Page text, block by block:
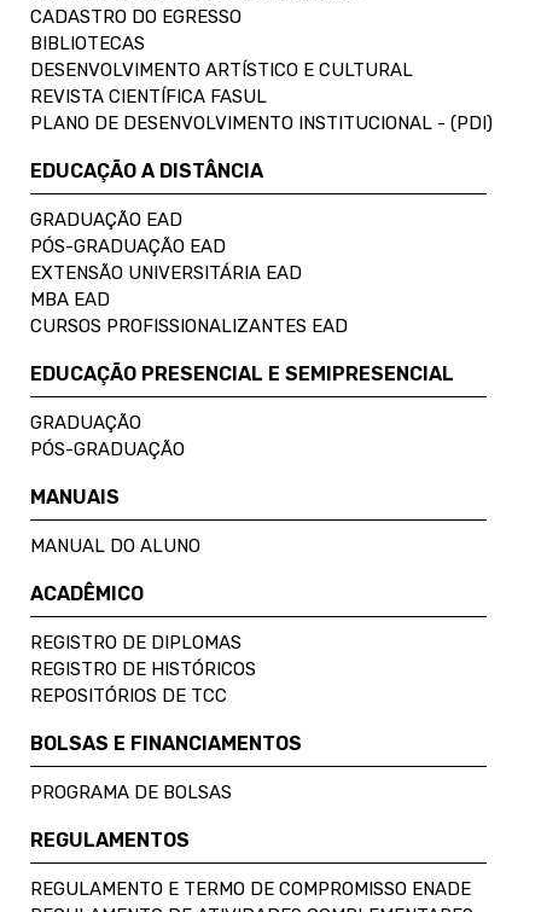
CADASTRO DO EGRESSO
BIBLIOTECAS
DESENVOLVIMENTO ARTÍSTICO E CULTURAL
REVISTA CIENTÍFICA FASUL
PLANO DE DESENVOLVIMENTO INSTITUCIONAL - (PDI)
EDUCAÇÃO A DISTÂNCIA
GRADUAÇÃO EAD
PÓS-GRADUAÇÃO EAD
EXTENSÃO UNIVERSITÁRIA EAD
MBA EAD
CURSOS PROFISSIONALIZANTES EAD
EDUCAÇÃO PRESENCIAL E SEMIPRESENCIAL
GRADUAÇÃO
PÓS-GRADUAÇÃO
MANUAIS
MANUAL DO ALUNO
ACADÊMICO
REGISTRO DE DIPLOMAS
REGISTRO DE HISTÓRICOS
REPOSITÓRIOS DE TCC
BOLSAS E FINANCIAMENTOS
PROGRAMA DE BOLSAS
REGULAMENTOS
REGULAMENTO E TERMO DE COMPROMISSO ENADE